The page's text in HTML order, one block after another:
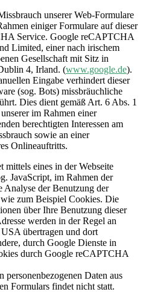
unserer Web-Formulare
einiger Formulare auf dieser
Service. Google reCAPTCHA
Limited, einer nach irischem
Gesellschaft mit Sitz in
4, Irland. (www.google.de).
Eingabe verhindert dieser
(sog. Bots) missbräuchliche
Dies dient gemäß Art. 6 Abs. 1
im Rahmen einer
berechtigten Interessen am
sowie an einer
Onlineauftritts.
eines in der Webseite
JavaScript, im Rahmen der
Analyse der Benutzung der
zum Beispiel Cookies. Die
über Ihre Benutzung dieser
werden in der Regel an
übertragen und dort
durch Google Dienste in
durch Google reCAPTCHA
personenbezogenen Daten aus
Formulars findet nicht statt.